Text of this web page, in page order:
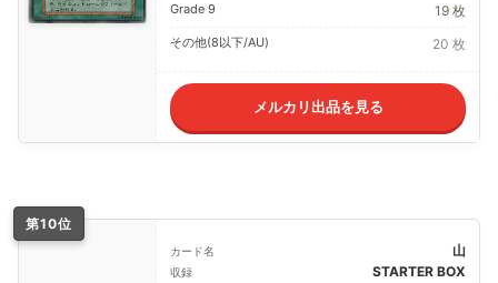
Grade 9 19 枚
その他(8以下/AU) 20 枚
メルカリ出品を見る
第10位
カード名 山
収録 STARTER BOX